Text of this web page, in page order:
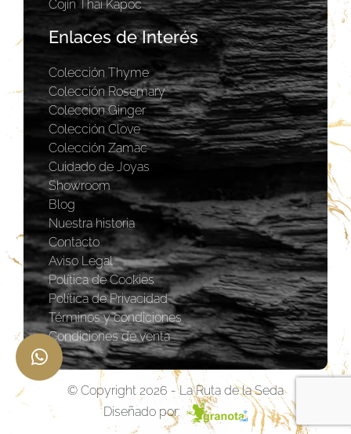
Cojín Thai Kapoc
Enlaces de Interés
Colección Thyme
Colección Rosemary
Coleccion Ginger
Colección Clove
Colección Zamac
Cuidado de Joyas
Showroom
Blog
Nuestra historia
Contacto
Aviso Legal
Política de Cookies
Política de Privacidad
Términos y condiciones
Condiciones de venta
© Copyright 2026 - La Ruta de la Seda
Diseñado por: